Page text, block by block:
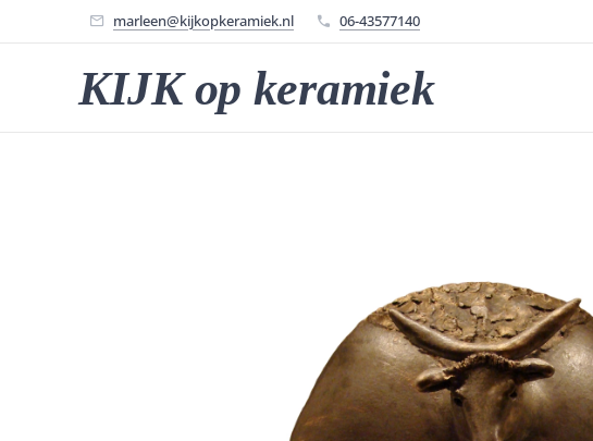
marleen@kijkopkeramiek.nl 06-43577140
KIJK op keramiek